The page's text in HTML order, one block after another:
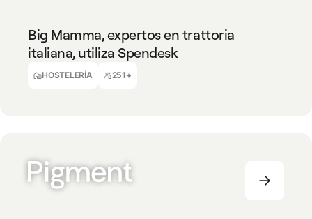
Big Mamma, expertos en trattoria
italiana, utiliza Spendesk
HOSTELERÍA 251+
Claire Hoden
Tesorera